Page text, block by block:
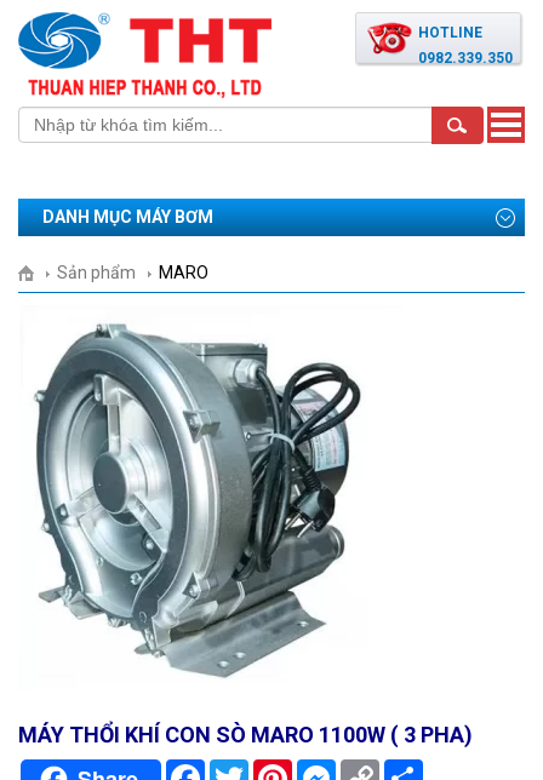
HOTLINE
0982.339.350
Toggle
DANH MỤC MÁY BƠM
Sản phẩm MARO
MÁY THỔI KHÍ CON SÒ MARO 1100W ( 3 PHA)
FacebookTwitterPinterestMessenger
Copy